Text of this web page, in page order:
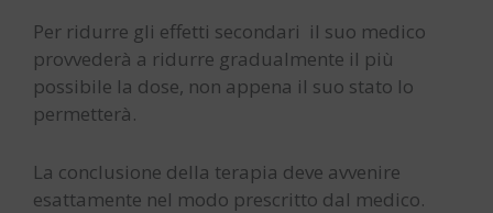
Per ridurre gli effetti secondari il suo medico
provvederà a ridurre gradualmente il più
possibile la dose, non appena il suo stato lo
permetterà.
La conclusione della terapia deve avvenire
esattamente nel modo prescritto dal medico.